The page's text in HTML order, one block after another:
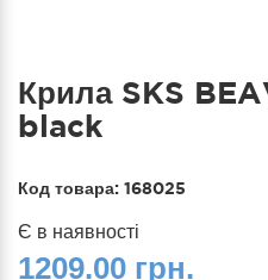
Крила SKS
black
Код товара: 168025
Є в наявності
1209.00 грн.